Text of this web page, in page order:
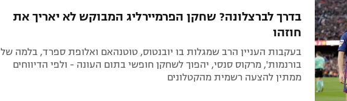
בדרך לברצלונה? שחקן הפרמיירליג המבוקש לא יאריך את
חוזהו
בעקבות העניין הרב שמגלות בו יובנטוס, טוטנהאם ואלופת ספרד, בלמה של
בורנמות', מרקוס סנסי, יהפוך לשחקן חופשי בתום העונה - ולפי הדיווחים
ממתין להצעה רשמית מהקטלונים